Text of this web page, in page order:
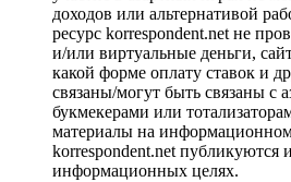
доходов или альтернативой
ресурс korrespondent.net не
и/или виртуальные деньги,
какой форме оплату ставок и
связаны/могут быть связаны с
букмекерами или
материалы на информационном
korrespondent.net публикуются
информационных целях.